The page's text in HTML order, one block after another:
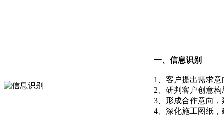
一、信息识别
1、客户提出需求
2、研判客户创意
3、形成合作意向
4、深化施工图纸